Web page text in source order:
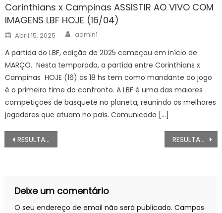
Corinthians x Campinas ASSISTIR AO VIVO COM
IMAGENS LBF HOJE (16/04)
Posted
on
Abril 15, 2025 Author
admin1
A partida do LBF, edição de 2025 começou em início de
MARÇO. Nesta temporada, a partida entre Corinthians x
Campinas HOJE (16) as 18 hs tem como mandante do jogo
é o primeiro time do confronto. A LBF é uma das maiores
competições de basquete no planeta, reunindo os melhores
jogadores que atuam no país. Comunicado […]
Navegação
de
RESULTADO DO SORTEIO QUINA 6666 DE HOJE SEGUNDA (24/02) RESULTADO DO SORTEIO SUPER SETE 662 DE HOJE SEGUNDA (24/02)
Deixe um comentário
O seu endereço de email não será publicado. Campos